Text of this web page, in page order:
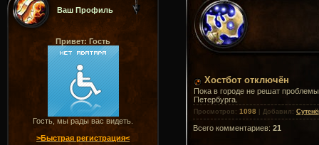
Ваш Профиль
Привет: Гость
Гость, мы рады вас видеть.
>Быстрая регистрация<
Хостбот отключён
Пока в городе не решат
Петербурга.
Просмотров : 1098 Добавил :
Всего комментариев: 21